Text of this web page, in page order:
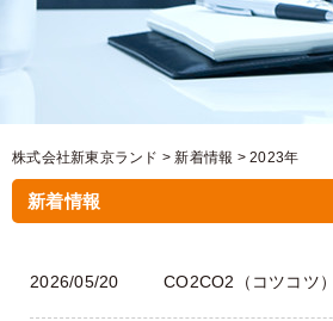
株式会社新東京ランド >新着情報 > 2023年
新着情報
2026/05/20 CO2CO2（コツコツ